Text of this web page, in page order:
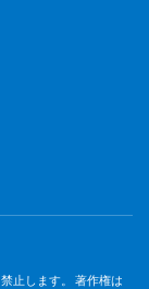
止します。 著作権は